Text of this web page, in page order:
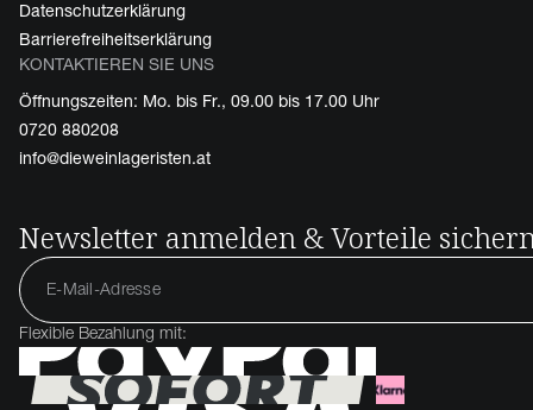
Datenschutzerklärung
Barrierefreiheitserklärung
KONTAKTIEREN SIE UNS
Öffnungszeiten: Mo. bis Fr., 09.00 bis 17.00 Uhr
0720 880208
info@dieweinlageristen.at
Newsletter anmelden & Vorteile
Flexible Bezahlung mit: